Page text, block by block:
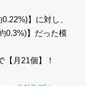
】に対し、
0.3%)】だった模
【月21個】！